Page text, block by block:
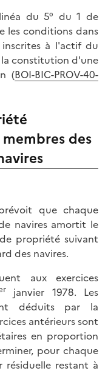
du 5° du 1 de
les conditions dans
à l'actif du
constitution d'une
(BOI-BIC-PROV-40-
des
que chaque
navires amortit le
propriété suivant
des navires.
aux exercices
janvier 1978. Les
déduits par la
antérieurs sont
en proportion
pour chaque
restant à